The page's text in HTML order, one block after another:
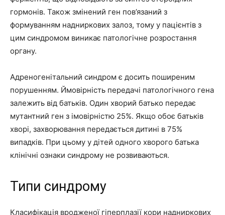
гормонів. Також змінений ген пов’язаний з
формуванням надниркових залоз, тому у пацієнтів з
цим синдромом виникає патологічне розростання
органу.
Адреногенітальний синдром є досить поширеним
порушенням. Ймовірність передачі патологічного гена
залежить від батьків. Один хворий батько передає
мутантний ген з імовірністю 25%. Якщо обоє батьків
хворі, захворювання передається дитині в 75%
випадків. При цьому у дітей одного хворого батька
клінічні ознаки синдрому не розвиваються.
Типи синдрому
Класифікація вродженої гіперплазії кори надниркових